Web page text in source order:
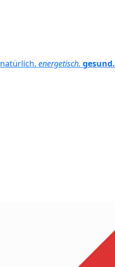
natürlich. energetisch. gesund.